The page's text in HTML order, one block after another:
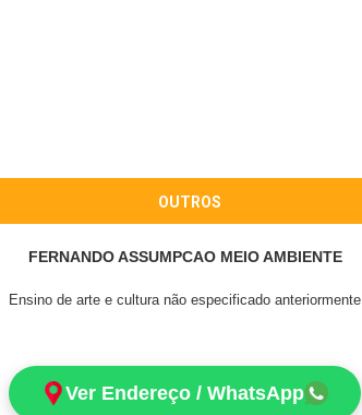
OUTROS
FERNANDO ASSUMPCAO MEIO AMBIENTE
Ensino de arte e cultura não especificado anteriormente
Ver Endereço / WhatsApp